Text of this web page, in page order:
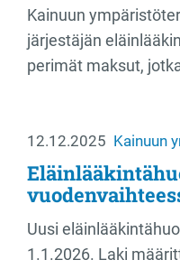
Kainuun
järjestäjän
perimät maksut,
12.12.2025 Kainuun
Uusi
1.1.2026. Laki